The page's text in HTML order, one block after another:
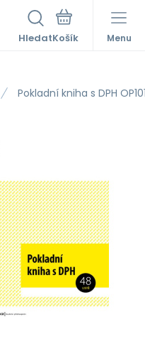
Hledat Menu
Pokladní kniha s DPH